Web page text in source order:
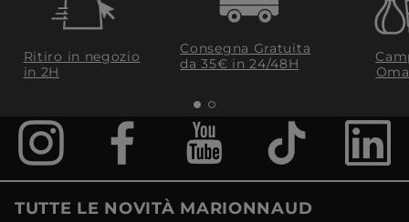
Ritiro in negozio
in 2H
Consegna Gratuita
da 35€​ in 24/48H
TUTTE LE NOVITÀ MARIONNAUD